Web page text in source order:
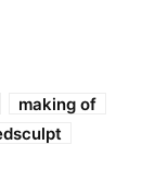
making of